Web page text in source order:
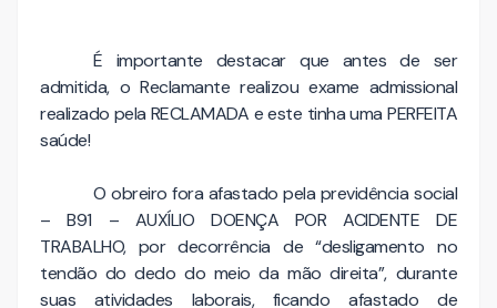
É importante destacar que antes de ser
admitida, o Reclamante realizou exame admissional
realizado pela RECLAMADA e este tinha uma PERFEITA
saúde!
O obreiro fora afastado pela previdência social
– B91 – AUXÍLIO DOENÇA POR ACIDENTE DE
TRABALHO, por decorrência de “desligamento no
tendão do dedo do meio da mão direita”, durante
suas atividades laborais, ficando afastado de